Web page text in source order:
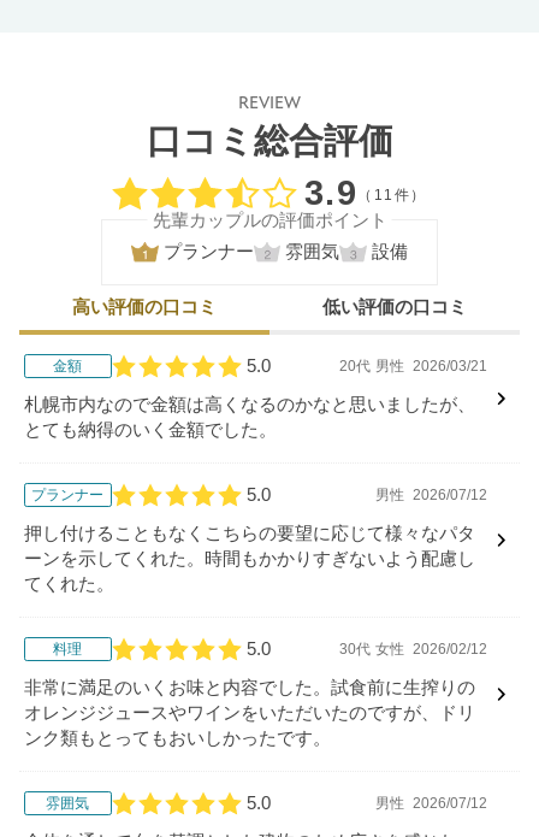
REVIEW
口コミ総合評価
口コミ評価
3.9 （11件）
先輩カップルの評価ポイント
プランナー
雰囲気 設備
高い評価の口コミ 低い評価の口コミ
金額
口コミ評価
5.0 20代 男性 2026/03/21
札幌市内なので金額は高くなるのかなと思いましたが、
とても納得のいく金額でした。
プランナー
口コミ評価
5.0 男性 2026/07/12
押し付けることもなくこちらの要望に応じて様々なパタ
ーンを示してくれた。時間もかかりすぎないよう配慮し
てくれた。
料理
口コミ評価
5.0 30代 女性 2026/02/12
非常に満足のいくお味と内容でした。試食前に生搾りの
オレンジジュースやワインをいただいたのですが、ドリ
ンク類もとってもおいしかったです。
雰囲気
口コミ評価
5.0 男性 2026/07/12